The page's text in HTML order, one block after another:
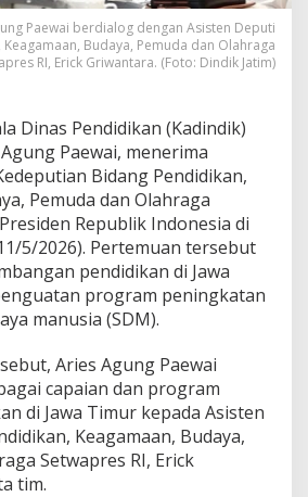
u
n
j
u
a
n
S
e
t
w
a
p
e
s
B
a
h
a
s
P
e
Paewai berdialog dengan Asisten Deputi
Budaya, Pemuda dan Olahraga
RI, Erick Griwantara. (Foto: Dindik Jatim)
Dinas Pendidikan (Kadindik)
Paewai, menerima
Bidang Pendidikan,
Pemuda dan Olahraga
Republik Indonesia di
5/2026). Pertemuan tersebut
pendidikan di Jawa
program peningkatan
manusia (SDM).
Aries Agung Paewai
capaian dan program
di Jawa Timur kepada Asisten
Keagamaan, Budaya,
Setwapres RI, Erick
tim.